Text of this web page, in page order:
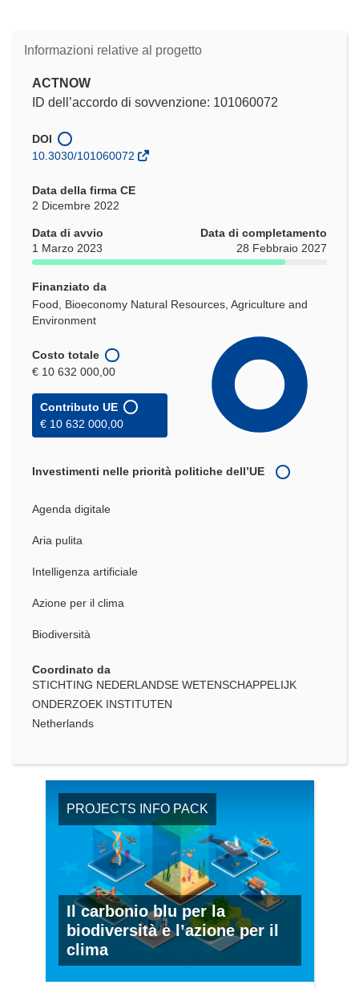
Informazioni relative al progetto
ACTNOW
ID dell’accordo di sovvenzione: 101060072
DOI
10.3030/101060072
Data della firma CE
2 Dicembre 2022
Data di avvio
1 Marzo 2023
Data di completamento
28 Febbraio 2027
Finanziato da
Food, Bioeconomy Natural Resources, Agriculture and
Environment
Costo totale
€ 10 632 000,00
Contributo UE
€ 10 632 000,00
Investimenti nelle priorità politiche dell’UE
Agenda digitale
Aria pulita
Intelligenza artificiale
Azione per il clima
Biodiversità
Coordinato da
STICHTING NEDERLANDSE WETENSCHAPPELIJK
ONDERZOEK INSTITUTEN
Netherlands
PROJECTS INFO PACK
Il carbonio blu per la
biodiversità e l’azione per il
clima